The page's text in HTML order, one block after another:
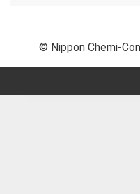
© Nippon Chemi-